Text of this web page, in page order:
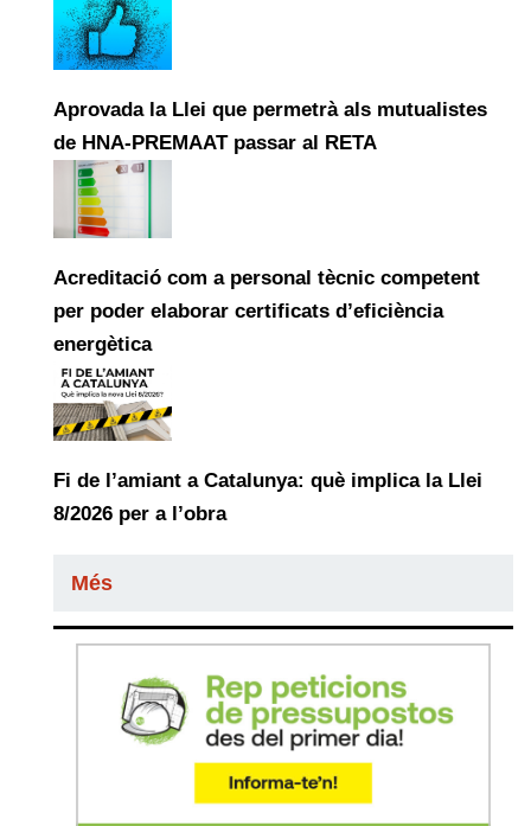
Aprovada la Llei que permetrà als mutualistes
de HNA-PREMAAT passar al RETA
Acreditació com a personal tècnic competent
per poder elaborar certificats d’eficiència
energètica
Fi de l’amiant a Catalunya: què implica la Llei
8/2026 per a l’obra
Més